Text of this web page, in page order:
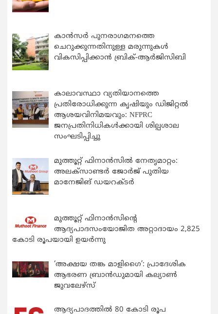
കാന്‍സര്‍ പുനരാഗമനത്തെ
ചെറുക്കുന്നതിനുള്ള മരുന്നുകള്‍
വികസിപ്പിക്കാന്‍ ബ്രിക്-ആര്‍ജിസിബി
കാലാവസ്ഥാ വ്യതിയാനത്തെ
പ്രതിരോധിക്കുന്ന കൃഷിയും ഡിജിറ്റൽ
ആശയവിനിമയവും: NFPRC
ജനപ്രതിനിധികൾക്കായി ശില്പശാല
സംഘടിപ്പിച്ചു
മുത്തൂറ്റ് ഫിനാൻസിൽ നേതൃമാറ്റം:
അലക്സാണ്ടർ ജോർജ് പുതിയ
മാനേജിങ് ഡയറക്ടർ
മുത്തൂറ്റ് ഫിനാൻസിന്റെ
ആദ്യപാദസംയോജിത അറ്റാദായം 2,825
കോടി രൂപയായി ഉയർന്നു
‘അക്ഷയ തങ്ക മാളിഗൈ’: പ്രാദേശിക
ആഭരണ ബ്രാന്‍ഡുമായി കല്യാണ്‍
ജുവലേഴ്‌സ്
ആദ്യപാദത്തിൽ 80 കോടി രൂപ